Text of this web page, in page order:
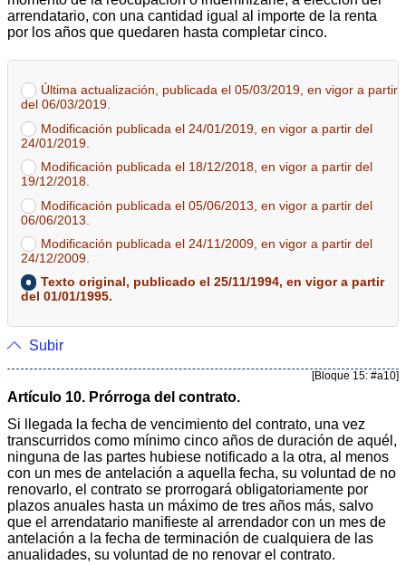
arrendatario, con una cantidad igual al importe de la renta
por los años que quedaren hasta completar cinco.
Última actualización, publicada el 05/03/2019, en vigor a partir
del 06/03/2019.
Modificación publicada el 24/01/2019, en vigor a partir del
24/01/2019.
Modificación publicada el 18/12/2018, en vigor a partir del
19/12/2018.
Modificación publicada el 05/06/2013, en vigor a partir del
06/06/2013.
Modificación publicada el 24/11/2009, en vigor a partir del
24/12/2009.
Texto original, publicado el 25/11/1994, en vigor a partir
del 01/01/1995.
Subir
[Bloque 15: #a10]
Artículo 10. Prórroga del contrato.
Si llegada la fecha de vencimiento del contrato, una vez
transcurridos como mínimo cinco años de duración de aquél,
ninguna de las partes hubiese notificado a la otra, al menos
con un mes de antelación a aquella fecha, su voluntad de no
renovarlo, el contrato se prorrogará obligatoriamente por
plazos anuales hasta un máximo de tres años más, salvo
que el arrendatario manifieste al arrendador con un mes de
antelación a la fecha de terminación de cualquiera de las
anualidades, su voluntad de no renovar el contrato.